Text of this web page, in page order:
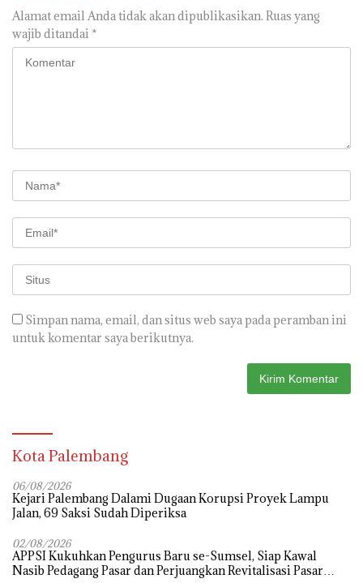
Alamat email Anda tidak akan dipublikasikan. Ruas yang
wajib ditandai *
Simpan nama, email, dan situs web saya pada peramban ini
untuk komentar saya berikutnya.
Kota Palembang
06/08/2026
Kejari Palembang Dalami Dugaan Korupsi Proyek Lampu
Jalan, 69 Saksi Sudah Diperiksa
02/08/2026
APPSI Kukuhkan Pengurus Baru se-Sumsel, Siap Kawal
Nasib Pedagang Pasar dan Perjuangkan Revitalisasi Pasar